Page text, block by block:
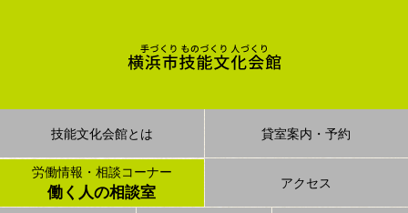
技能文化会館とは 貸室案内・予約
労働情報・相談コーナー
働く人の相談室 アクセス